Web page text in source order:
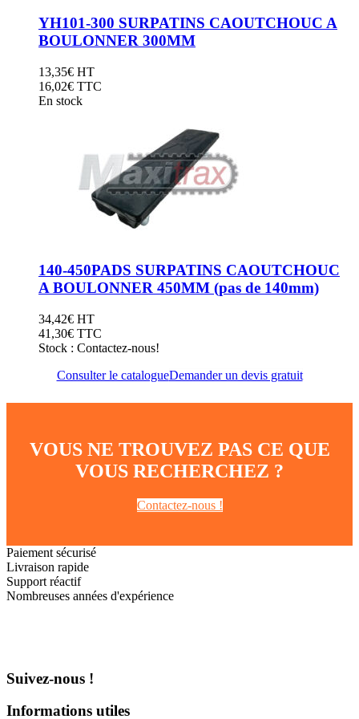
YH101-300 SURPATINS CAOUTCHOUC A
BOULONNER 300MM
13,35€ HT
16,02€ TTC
En stock
140-450PADS SURPATINS CAOUTCHOUC
A BOULONNER 450MM (pas de 140mm)
34,42€ HT
41,30€ TTC
Stock : Contactez-nous!
Consulter le catalogueDemander un devis gratuit
VOUS NE TROUVEZ PAS CE QUE
VOUS RECHERCHEZ ?
Contactez-nous !
Paiement sécurisé
Livraison rapide
Support réactif
Nombreuses années d'expérience
Suivez-nous !
Informations utiles